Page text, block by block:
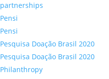
partnerships
Pensi
Pensi
Pesquisa Doação Brasil 2020
Pesquisa Doação Brasil 2020
Philanthropy